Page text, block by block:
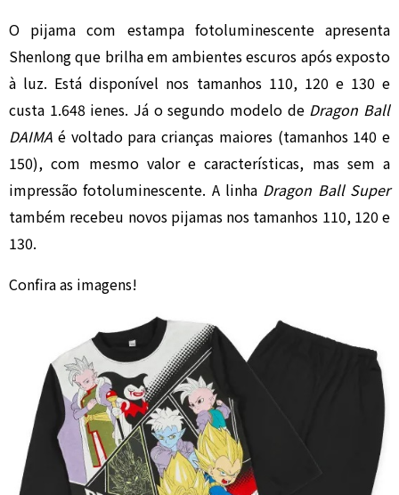
O pijama com estampa fotoluminescente apresenta
Shenlong que brilha em ambientes escuros após exposto
à luz. Está disponível nos tamanhos 110, 120 e 130 e
custa 1.648 ienes. Já o segundo modelo de Dragon Ball
DAIMA é voltado para crianças maiores (tamanhos 140 e
150), com mesmo valor e características, mas sem a
impressão fotoluminescente. A linha Dragon Ball Super
também recebeu novos pijamas nos tamanhos 110, 120 e
130.
Confira as imagens!